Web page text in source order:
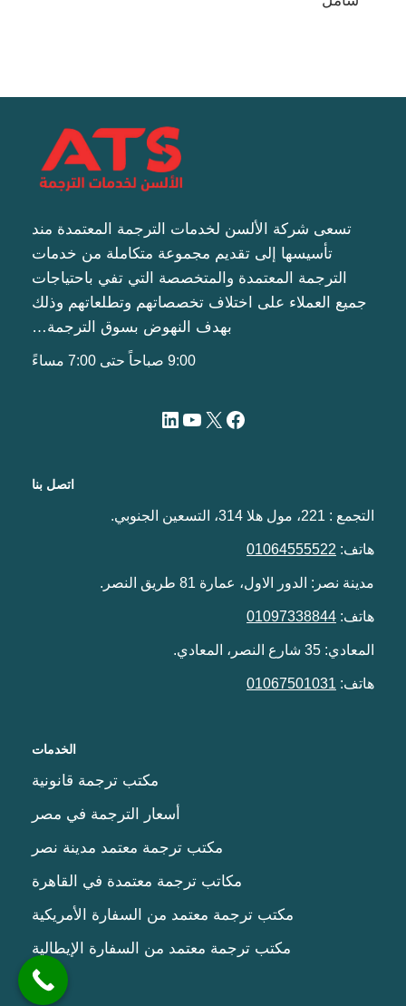
تسعى شركة الألسن لخدمات الترجمة المعتمدة مند
تأسيسها إلى تقديم مجموعة متكاملة من خدمات
الترجمة المعتمدة والمتخصصة التي تفي باحتياجات
جميع العملاء على اختلاف تخصصاتهم وتطلعاتهم وذلك
بهدف النهوض بسوق الترجمة…
اتصل بنا
التجمع : 221، مول هلا 314، التسعين الجنوبي.
هاتف: 01064555522
مدينة نصر: الدور الاول، عمارة 81 طريق النصر.
هاتف: 01097338844
المعادي: 35 شارع النصر، المعادي.
هاتف: 01067501031
الخدمات
مكتب ترجمة قانونية
أسعار الترجمة في مصر
مكتب ترجمة معتمد مدينة نصر
مكاتب ترجمة معتمدة في القاهرة
مكتب ترجمة معتمد من السفارة الأمريكية
مكتب ترجمة معتمد من السفارة الإيطالية